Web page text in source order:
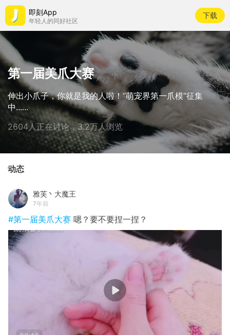
即刻App
年轻人的同好社区
下载
第一届美爪大赛
伸出小爪子，你就是我的人啦！“萌宠界第一爪模”征集
中......
2604人正在讨论，3.2万人浏览
动态
雅芙丶大魔王
7年前
#第一届美爪大赛 嗯？要不要捏一捏？